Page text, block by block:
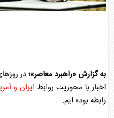
به گزارش «راهبرد معاصر»؛در
اخبار با محوریت روابط ایران و
رابطه بوده ایم.